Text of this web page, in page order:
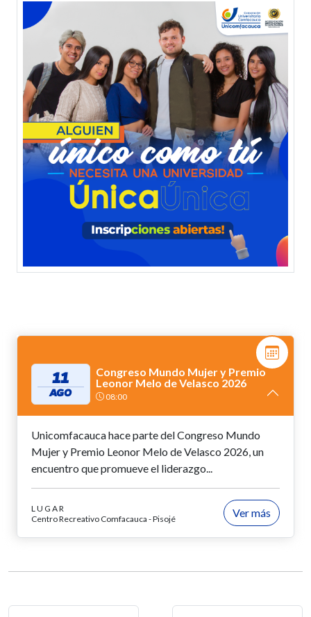
11
AGO
Congreso Mundo Mujer y Premio
Leonor Melo de Velasco 2026
08:00
Unicomfacauca hace parte del Congreso Mundo
Mujer y Premio Leonor Melo de Velasco 2026, un
encuentro que promueve el liderazgo...
LUGAR
Centro Recreativo Comfacauca - Pisojé
Ver más